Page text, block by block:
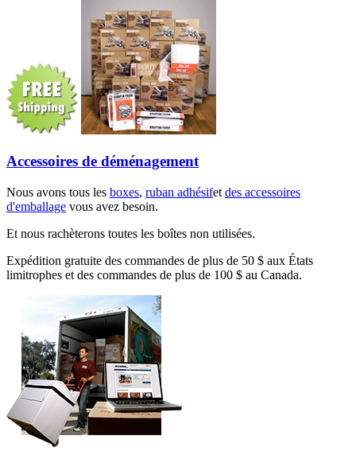
Accessoires de déménagement
Nous avons tous les boxes, ruban adhésifet des accessoires
d'emballage vous avez besoin.
Et nous rachèterons toutes les boîtes non utilisées.
Expédition gratuite des commandes de plus de 50 $ aux États
limitrophes et des commandes de plus de 100 $ au Canada.